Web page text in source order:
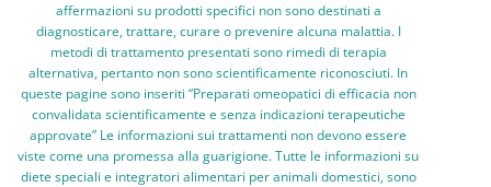
affermazioni su prodotti specifici non sono destinati a
diagnosticare, trattare, curare o prevenire alcuna malattia. I
metodi di trattamento presentati sono rimedi di terapia
alternativa, pertanto non sono scientificamente riconosciuti. In
queste pagine sono inseriti “Preparati omeopatici di efficacia non
convalidata scientificamente e senza indicazioni terapeutiche
approvate” Le informazioni sui trattamenti non devono essere
viste come una promessa alla guarigione. Tutte le informazioni su
diete speciali e integratori alimentari per animali domestici, sono